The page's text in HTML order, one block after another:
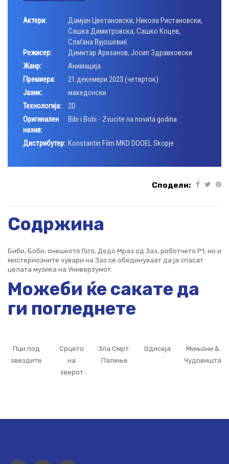
Актери: Дамјан Цветановски, Никола Ристановски,
Сашка Димитровска, Сашко Коцев,
Слаѓана Вујошевиќ
Режисер:
Димитар Аризанов, Јосип Здравковски
Жанр:
Анимација
Премиера:
21 декември 2023 (четврток)
Јазик:
македонски
Технологија:
2D
Оригинален
назив:
Bibi i Bobi - Zvucite na novata godina
Дистрибутер: Konstantin Film MKD DOOEL Skopje
Сподели:
Содржина
Биби, Боби, снешкото Гого, Дедо Мраз од Заз, роботчето Р1, но и
мистериозните чувари на Заз се обединуваат да ја спасат
целата музика на Универзумот.
Можеби ќе сакате да
ги погледнете
Пци под
ѕвездите
Срцето
на
ѕверот
Зла Смрт:
Палење
Одисеја
Мињони &
Чудовишта